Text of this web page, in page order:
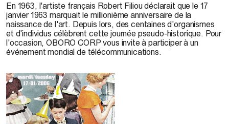
En 1963, l'artiste français Robert Filiou déclarait que le 17
janvier 1963 marquait le millionième anniversaire de la
naissance de l'art. Depuis lors, des centaines d'organismes
et d'individus célèbrent cette journée pseudo-historique. Pour
l'occasion, OBORO CORP vous invite à participer à un
événement mondial de télécommunications.